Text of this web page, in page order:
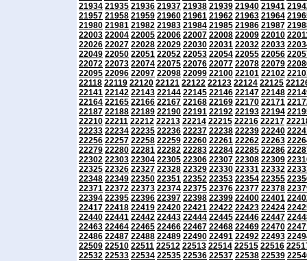
21934 21935 21936 21937 21938 21939 21940 21941
21957 21958 21959 21960 21961 21962 21963 21964
21980 21981 21982 21983 21984 21985 21986 21987
22003 22004 22005 22006 22007 22008 22009 22010
22026 22027 22028 22029 22030 22031 22032 22033
22049 22050 22051 22052 22053 22054 22055 22056
22072 22073 22074 22075 22076 22077 22078 22079
22095 22096 22097 22098 22099 22100 22101 22102
22118 22119 22120 22121 22122 22123 22124 22125
22141 22142 22143 22144 22145 22146 22147 22148
22164 22165 22166 22167 22168 22169 22170 22171
22187 22188 22189 22190 22191 22192 22193 22194
22210 22211 22212 22213 22214 22215 22216 22217
22233 22234 22235 22236 22237 22238 22239 22240
22256 22257 22258 22259 22260 22261 22262 22263
22279 22280 22281 22282 22283 22284 22285 22286
22302 22303 22304 22305 22306 22307 22308 22309
22325 22326 22327 22328 22329 22330 22331 22332
22348 22349 22350 22351 22352 22353 22354 22355
22371 22372 22373 22374 22375 22376 22377 22378
22394 22395 22396 22397 22398 22399 22400 22401
22417 22418 22419 22420 22421 22422 22423 22424
22440 22441 22442 22443 22444 22445 22446 22447
22463 22464 22465 22466 22467 22468 22469 22470
22486 22487 22488 22489 22490 22491 22492 22493
22509 22510 22511 22512 22513 22514 22515 22516
22532 22533 22534 22535 22536 22537 22538 22539